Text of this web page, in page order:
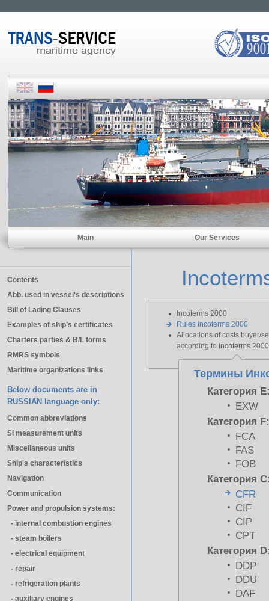
Main Our Services
Contents
Abb. used in vessel's descriptions
Bill of Lading Clauses
Examples of ship’s certificates
Charters parties & B/L forms
RMRS symbols
Maritime organizations links
Below documents are in
RUSSIAN language only:
Common abbreviations
SI measurement units
Miscellaneous units
Ship's characteristics
Navigation
Communication
Power and propulsion systems:
- internal combustion engines
- steam boilers
- electrical equipment
- repair
- refrigeration plants
- auxiliary engines
Incoterms 2000
Rules Incoterms 2000
Allocations of costs buyer/
according to Incoterms 2000
Термины
Категория
EXW
Категория
FCA
FAS
FOB
Категория
CFR
CIF
CIP
CPT
Категория
DDP
DDU
DAF